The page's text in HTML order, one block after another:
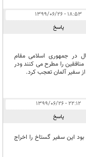
۱۸:۵۳ - ۱۳۹۹/۰۶/۲۶
پاسخ
در جمهوری اسلامی مقام
را مطرح می کنند ودر
سفیر آلمان تعجب کرد.
۲۲:۱۲ - ۱۳۹۹/۰۶/۲۶
پاسخ
این سفیر گستاخ را اخراج